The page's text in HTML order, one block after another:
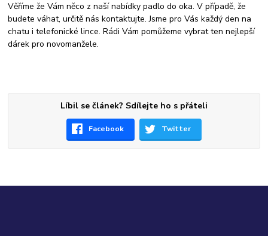
Věříme že Vám něco z naší nabídky padlo do oka. V případě, že
budete váhat, určitě nás kontaktujte. Jsme pro Vás každý den na
chatu i telefonické lince. Rádi Vám pomůžeme vybrat ten nejlepší
dárek pro novomanžele.
Líbil se článek? Sdílejte ho s přáteli
Facebook Twitter